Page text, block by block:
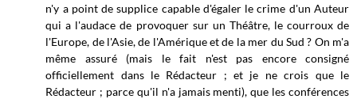
n'y a point de supplice capable d'égaler le crime d'un Auteur
qui a l'audace de provoquer sur un Théâtre, le courroux de
l'Europe, de l'Asie, de l'Amérique et de la mer du Sud ? On m'a
même assuré (mais le fait n'est pas encore consigné
officiellement dans le Rédacteur ; et je ne crois que le
Rédacteur ; parce qu'il n'a jamais menti), que les conférences